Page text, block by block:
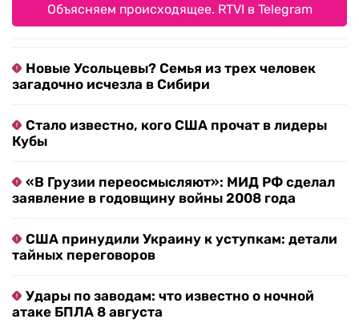
Объясняем происходящее. RTVI в Telegram
Новые Усольцевы? Семья из трех человек
загадочно исчезла в Сибири
Стало известно, кого США прочат в лидеры
Кубы
«В Грузии переосмысляют»: МИД РФ сделал
заявление в годовщину войны 2008 года
США принудили Украину к уступкам: детали
тайных переговоров
Удары по заводам: что известно о ночной
атаке БПЛА 8 августа